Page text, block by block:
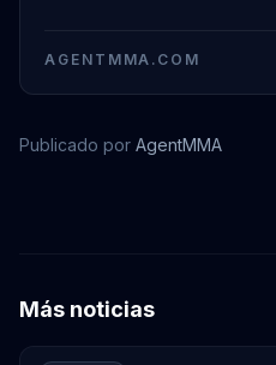
AGENTMMA.COM
Publicado por AgentMMA
Más noticias